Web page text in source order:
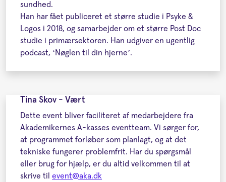
sundhed.
Han har fået publiceret et større studie i Psyke &
Logos i 2018, og samarbejder om et større Post Doc
studie i primærsektoren. Han udgiver en ugentlig
podcast, ‘Nøglen til din hjerne’.
Tina Skov - Vært
Dette event bliver faciliteret af medarbejdere fra
Akademikernes A-kasses eventteam. Vi sørger for,
at programmet forløber som planlagt, og at det
tekniske fungerer problemfrit. Har du spørgsmål
eller brug for hjælp, er du altid velkommen til at
skrive til event@aka.dk